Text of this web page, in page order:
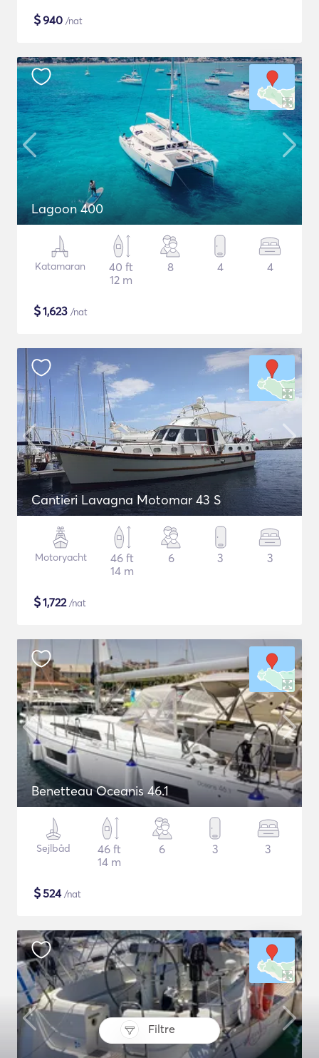
Filtre
$940 /nat
Lagoon 400
Katamaran
40 ft
12 m
8 4 4
$1,623 /nat
Cantieri Lavagna Motomar 43 S
Motoryacht
46 ft
14 m
6 3 3
$1,722/nat
Benetteau Oceanis 46.1
Sejlbåd
46 ft
14 m
6 3 3
$524/nat